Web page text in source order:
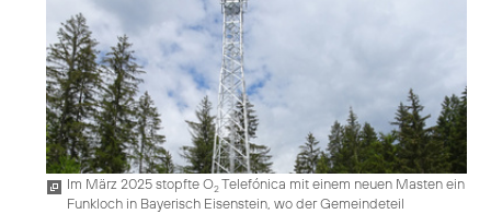
Im März 2025 stopfte O2Telefónica mit einem neuen Masten ein
Funkloch in Bayerisch Eisenstein, wo der Gemeindeteil